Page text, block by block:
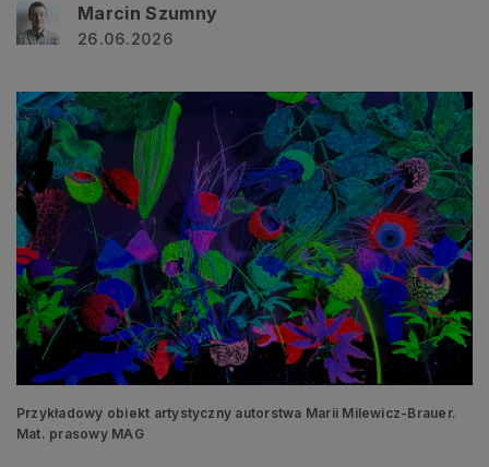
Marcin Szumny
26.06.2026
Przykładowy obiekt artystyczny autorstwa Marii Milewicz-Brauer.
Mat. prasowy MAG